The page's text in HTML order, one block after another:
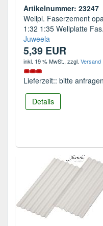
Artikelnummer: 23247
Wellpl. Faserzement
1:32 1:35 Wellplatte
Juweela
5,39 EUR
inkl. 19 % MwSt., zzgl. Versand
Lieferzeit:: bitte anfragen
Details